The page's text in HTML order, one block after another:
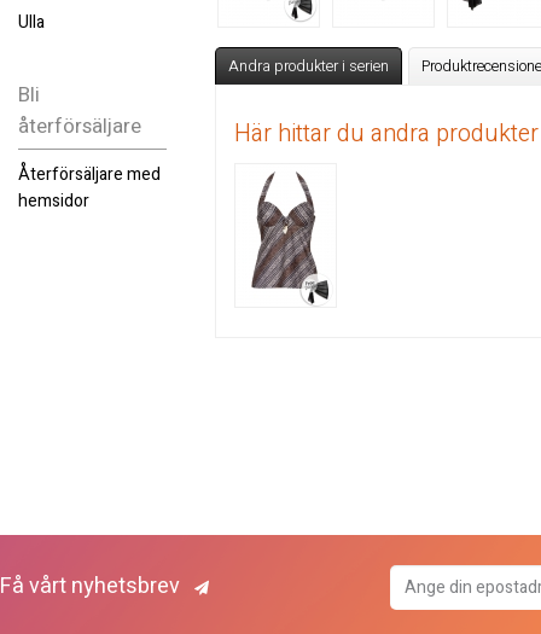
Ulla
Bli
återförsäljare
Återförsäljare med
hemsidor
Andra produkter i serien
Här hittar du andra
Få vårt nyhetsbrev